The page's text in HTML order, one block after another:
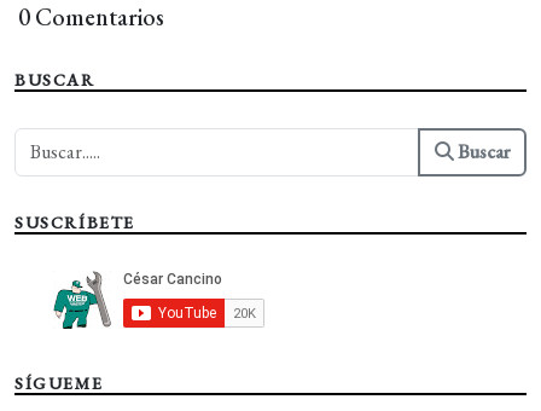
0 Comentarios
BUSCAR
Buscar
SUSCRÍBETE
SÍGUEME